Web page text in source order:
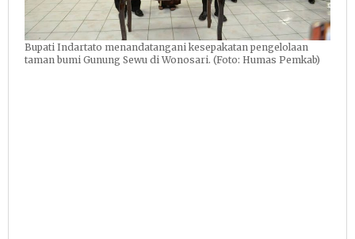
Bupati Indartato menandatangani kesepakatan pengelolaan
taman bumi Gunung Sewu di Wonosari. (Foto: Humas Pemkab)